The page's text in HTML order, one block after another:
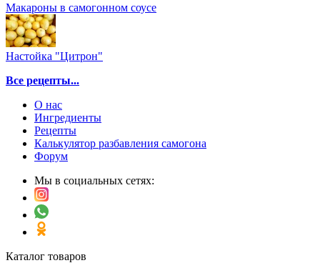
Макароны в самогонном соусе
Настойка "Цитрон"
Все рецепты...
О нас
Ингредиенты
Рецепты
Калькулятор разбавления самогона
Форум
Мы в социальных сетях:
Каталог товаров